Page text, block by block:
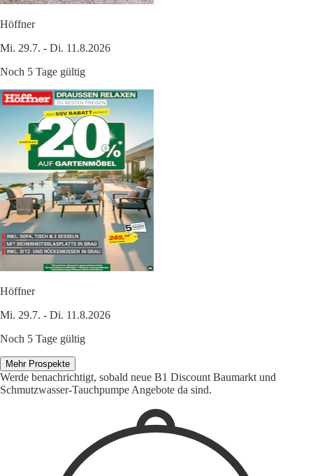
Höffner
Mi. 29.7. - Di. 11.8.2026
Noch 5 Tage gültig
Höffner
Mi. 29.7. - Di. 11.8.2026
Noch 5 Tage gültig
Mehr Prospekte
Werde benachrichtigt, sobald neue B1 Discount Baumarkt und
Schmutzwasser-Tauchpumpe Angebote da sind.